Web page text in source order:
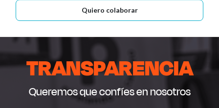
Quiero colaborar
TRANSPARENCIA
Queremos que confíes en nosotros